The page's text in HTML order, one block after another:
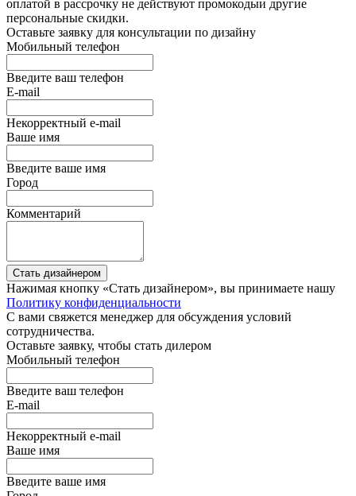
оплатой в рассрочку не действуют промокодыи другие
персональные скидки.
Оставьте заявку для консультации по дизайну
Мобильный телефон
Введите ваш телефон
E-mail
Некорректный e-mail
Ваше имя
Введите ваше имя
Город
Комментарий
Стать дизайнером
Нажимая кнопку «Стать дизайнером», вы принимаете нашу
Политику конфиденциальности
С вами свяжется менеджер для обсуждения условий
сотрудничества.
Оставьте заявку, чтобы стать дилером
Мобильный телефон
Введите ваш телефон
E-mail
Некорректный e-mail
Ваше имя
Введите ваше имя